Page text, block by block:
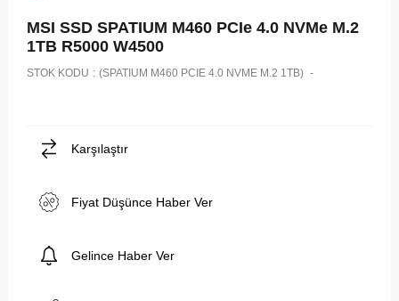
MSI SSD SPATIUM M460 PCIe 4.0 NVMe M.2
1TB R5000 W4500
STOK KODU (SPATIUM M460 PCIE 4.0 NVME M.2 1TB)
Karşılaştır
Fiyat Düşünce Haber Ver
Gelince Haber Ver